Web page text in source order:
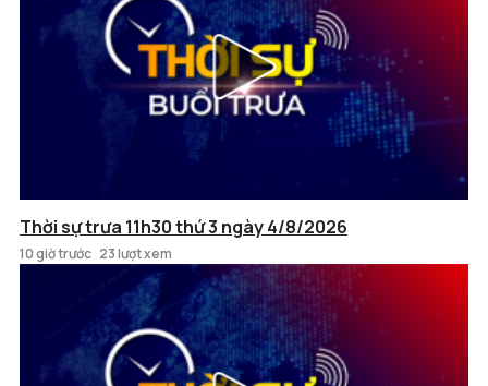
Thời sự trưa 11h30 thứ 3 ngày 4/8/2026
10 giờ trước 23 lượt xem